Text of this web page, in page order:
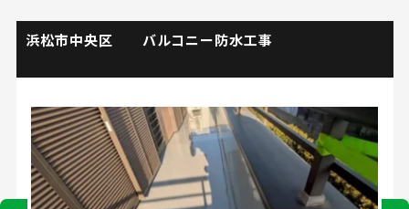
掛川市 流し台水栓取替工事